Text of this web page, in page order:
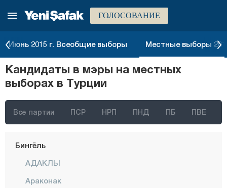
ГОЛОСОВАНИЕ
Июнь 2015 г. Всеобщие выборы Местные выборы
Кандидаты в мэры на местных
выборах в Турции
Все партии ПСР НРП ПНД ПБ ПВЕ
Артвин
Бартын
Батман
Биледжик
Бингёль
АДАКЛЫ
Араконак